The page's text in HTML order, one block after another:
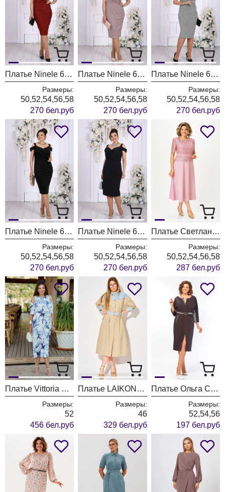
Платье Ninele 6103 красный
Размеры:
50,52,54,56,58
270 бел.руб
Платье Ninele 6103 пудра
Размеры:
50,52,54,56,58
270 бел.руб
Платье Ninele 6103 серебро
Размеры:
50,52,54,56,58
270 бел.руб
Платье Ninele 6103 черный
Размеры:
50,52,54,56,58
270 бел.руб
Платье Ninele 6103 синий
Размеры:
50,52,54,56,58
270 бел.руб
Платье Светлана-Стиль 5040 розовый
Размеры:
50,52,54,56,58
287 бел.руб
Платье Vittoria Queen 28633 молочный+синий принт
Размеры:
52
456 бел.руб
Платье LAIKONY L-434 бежевый
Размеры:
46
329 бел.руб
Платье Ольга Стиль С1038 леопард
Размеры:
52,54,56
197 бел.руб